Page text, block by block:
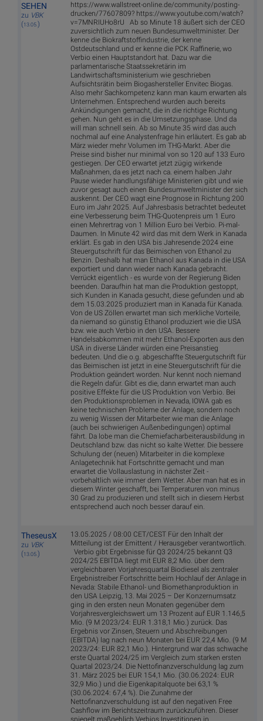
SEHEN
zu VBK
( 13.05.)
https://www.wallstreet-online.de/community/posting-
drucken/77607809? https://www.youtube.com/watch?
v=7MNRIUHo8rU Ab so Minute 18 äußert sich der CEO
zuversichtlich zum neuen Bundesumweltminister. Der
kenne die Biokraftstoffindustrie, der kenne
Ostdeutschland und er kenne die PCK Raffinerie, wo
Verbio einen Hauptstandort hat. Dazu war die
parlamentarische Staatssekretärin im
Landwirtschaftsministerium wie geschrieben
Aufsichtsrätin beim Biogashersteller Envitec Biogas.
Also mehr Sachkompetenz kann man kaum erwarten als
Unternehmen. Entsprechend wurden auch bereits
Ankündigungen gemacht, die in die richtige Richtung
gehen. Nun geht es in die Umsetzungsphase. Und da
will man schnell sein. Ab so Minute 35 wird das auch
nochmal auf eine Analystenfrage hin erläutert. Es gab ab
März wieder mehr Volumen im THG-Markt. Aber die
Preise sind bisher nur minimal von so 120 auf 133 Euro
gestiegen. Der CEO erwartet jetzt zügig wirkende
Maßnahmen, da es jetzt nach ca. einem halben Jahr
Pause wieder handlungsfähige Ministerien gibt und wie
zuvor gesagt auch einen Bundesumweltminister der sich
auskennt. Der CEO wagt eine Prognose in Richtung 200
Euro im Jahr 2025. Auf Jahresbasis betrachtet bedeutet
eine Verbesserung beim THG-Quotenpreis um 1 Euro
einen Mehrertrag von 1 Million Euro bei Verbio. Pi-mal-
Daumen. In Minute 42 wird das mit dem Werk in Kanada
erklärt. Es gab in den USA bis Jahresende 2024 eine
Steuergutschrift für das Beimischen von Ethanol zu
Benzin. Deshalb hat man Ethanol aus Kanada in die USA
exportiert und dann wieder nach Kanada gebracht.
Verrückt eigentlich - es wurde von der Regierung Biden
beenden. Daraufhin hat man die Produktion gestoppt,
sich Kunden in Kanada gesucht, diese gefunden und ab
dem 15.03.2025 produziert man in Kanada für Kanada.
Von de US Zöllen erwartet man sich merkliche Vorteile,
da niemand so günstig Ethanol produziert wie die USA
bzw. wie auch Verbio in den USA. Bessere
Handelsabkommen mit mehr Ethanol-Exporten aus den
USA in diverse Länder würden eine Preisanstieg
bedeuten. Und die o.g. abgeschaffte Steuergutschrift für
das Beimischen ist jetzt in eine Steuergutschrift für die
Produktion geändert worden. Nur kennt noch niemand
die Regeln dafür. Gibt es die, dann erwartet man auch
positive Effekte für die US Produktion von Verbio. Bei
den Produktionsproblemen in Nevada, IOWA gab es
keine technischen Probleme der Anlage, sondern noch
zu wenig Wissen der Mitarbeiter wie man die Anlage
(auch bei schwierigen Außenbedingungen) optimal
fährt. Da lobe man die Chemiefacharbeiterausbildung in
Deutschland bzw. das nicht so kalte Wetter. Die bessere
Schulung der (neuen) Mitarbeiter in die komplexe
Anlagetechnik hat Fortschritte gemacht und man
erwartet die Vollauslastung in nächster Zeit -
vorbehaltlich wie immer dem Wetter. Aber man hat es in
diesem Winter geschafft, bei Temperaturen von minus
30 Grad zu produzieren und stellt sich in diesem Herbst
entsprechend auch noch besser darauf ein.
TheseusX
zu VBK
( 13.05.)
13.05.2025 / 08:00 CET/CEST Für den Inhalt der
Mitteilung ist der Emittent / Herausgeber verantwortlich.
Verbio gibt Ergebnisse für Q3 2024/25 bekannt Q3
2024/25 EBITDA liegt mit EUR 8,2 Mio. über dem
vergleichbaren Vorjahresquartal Biodiesel als zentraler
Ergebnistreiber Fortschritte beim Hochlauf der Anlage in
Nevada: Stabile Ethanol- und Biomethanproduktion in
den USA Leipzig, 13. Mai 2025 – Der Konzernumsatz
ging in den ersten neun Monaten gegenüber dem
Vorjahresvergleichswert um 13 Prozent auf EUR 1.146,5
Mio. (9 M 2023/24: EUR 1.318,1 Mio.) zurück. Das
Ergebnis vor Zinsen, Steuern und Abschreibungen
(EBITDA) lag nach neun Monaten bei EUR 22,4 Mio. (9 M
2023/24: EUR 82,1 Mio.). Hintergrund war das schwache
erste Quartal 2024/25 im Vergleich zum starken ersten
Quartal 2023/24. Die Nettofinanzverschuldung lag zum
31. März 2025 bei EUR 154,1 Mio. (30.06.2024: EUR
32,9 Mio.) und die Eigenkapitalquote bei 63,1 %
(30.06.2024: 67,4 %). Die Zunahme der
Nettofinanzverschuldung ist auf den negativen Free
Cashflow im Berichtszeitraum zurückzuführen. Dieser
spiegelt maßgeblich Verbios Investitionen in